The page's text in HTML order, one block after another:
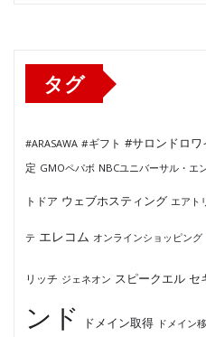
タグ
#ARASAWA #ギフト #サロンドロワ
定 GMOペパボ NBCユニバーサル・エ
トドア ウェブホスティング エアト
テ エレコム オンラインショッピング
リッチ ジェネオン スピークエル セ
ンド
ドメイン取得 ドメイン